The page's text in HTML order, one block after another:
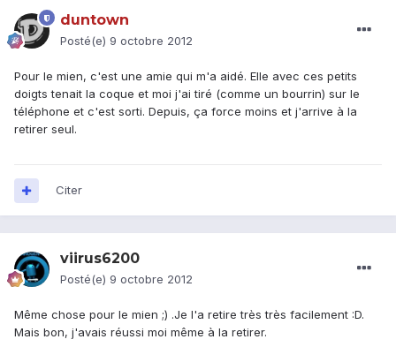
duntown
Posté(e) 9 octobre 2012
Pour le mien, c'est une amie qui m'a aidé. Elle avec ces petits
doigts tenait la coque et moi j'ai tiré (comme un bourrin) sur le
téléphone et c'est sorti. Depuis, ça force moins et j'arrive à la
retirer seul.
Citer
viirus6200
Posté(e) 9 octobre 2012
Même chose pour le mien ;) .Je l'a retire très très facilement :D.
Mais bon, j'avais réussi moi même à la retirer.